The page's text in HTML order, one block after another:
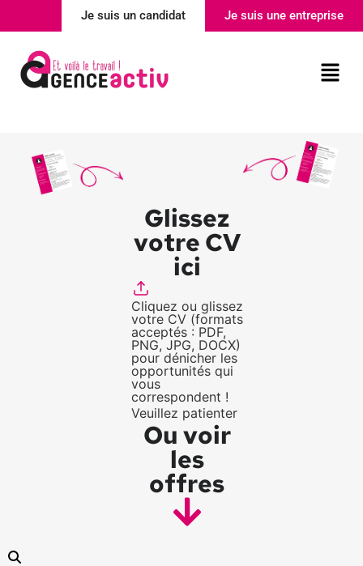
Je suis un candidat Je suis une entreprise
Glissez
votre CV
ici
Cliquez ou glissez
votre CV (formats
acceptés : PDF,
PNG, JPG, DOCX)
pour dénicher les
opportunités qui
vous
correspondent !
Veuillez patienter
Ou voir
les
offres